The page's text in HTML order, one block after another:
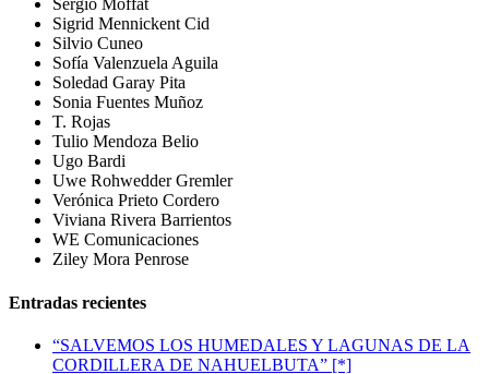
Sergio Moffat
Sigrid Mennickent Cid
Silvio Cuneo
Sofía Valenzuela Aguila
Soledad Garay Pita
Sonia Fuentes Muñoz
T. Rojas
Tulio Mendoza Belio
Ugo Bardi
Uwe Rohwedder Gremler
Verónica Prieto Cordero
Viviana Rivera Barrientos
WE Comunicaciones
Ziley Mora Penrose
Entradas recientes
“SALVEMOS LOS HUMEDALES Y LAGUNAS DE LA
CORDILLERA DE NAHUELBUTA” [*]